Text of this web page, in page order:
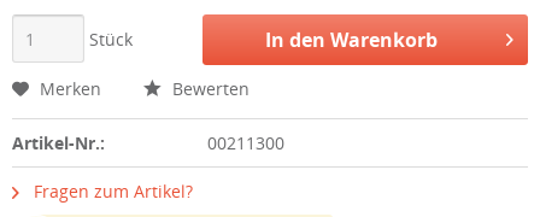
Stück In den Warenkorb
Merken Bewerten
Artikel-Nr.: 00211300
Fragen zum Artikel?